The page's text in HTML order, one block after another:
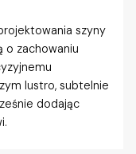
szyny
o zachowaniu
lustro, subtelnie
dodając